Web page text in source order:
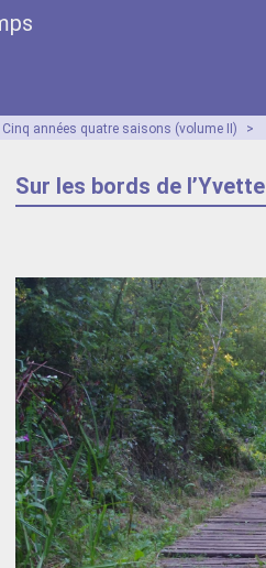
Cinq années quatre saisons (volume II) >
Sur les bords de l’Yvette